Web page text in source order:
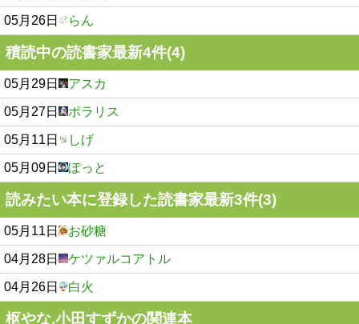
05月26日 らん
積読中の読書家最新4件(4)
05月29日 アスカ
05月27日 ポラリス
05月11日 しげ
05月09日 ぽっと
読みたい本に登録した読書家最新3件(3)
05月11日 お砂糖
04月28日 ケツァルコアトル
04月26日 白火
枢やな,小田すずかの関連本